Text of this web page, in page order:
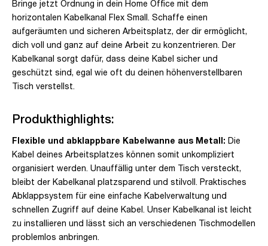
Bringe jetzt Ordnung in dein Home Office mit dem
horizontalen Kabelkanal Flex Small. Schaffe einen
aufgeräumten und sicheren Arbeitsplatz, der dir ermöglicht,
dich voll und ganz auf deine Arbeit zu konzentrieren. Der
Kabelkanal sorgt dafür, dass deine Kabel sicher und
geschützt sind, egal wie oft du deinen höhenverstellbaren
Tisch verstellst.
Produkthighlights:
Flexible und abklappbare Kabelwanne aus Metall: Die
Kabel deines Arbeitsplatzes können somit unkompliziert
organisiert werden. Unauffällig unter dem Tisch versteckt,
bleibt der Kabelkanal platzsparend und stilvoll. Praktisches
Abklappsystem für eine einfache Kabelverwaltung und
schnellen Zugriff auf deine Kabel. Unser Kabelkanal ist leicht
zu installieren und lässt sich an verschiedenen Tischmodellen
problemlos anbringen.